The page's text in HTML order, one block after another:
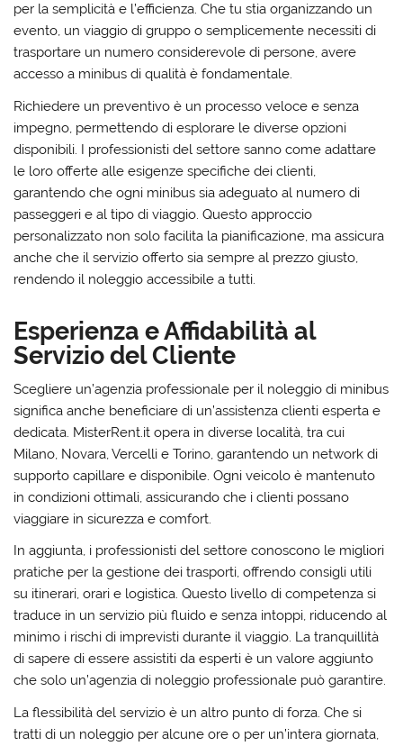
per la semplicità e l’efficienza. Che tu stia organizzando un
evento, un viaggio di gruppo o semplicemente necessiti di
trasportare un numero considerevole di persone, avere
accesso a minibus di qualità è fondamentale.
Richiedere un preventivo è un processo veloce e senza
impegno, permettendo di esplorare le diverse opzioni
disponibili. I professionisti del settore sanno come adattare
le loro offerte alle esigenze specifiche dei clienti,
garantendo che ogni minibus sia adeguato al numero di
passeggeri e al tipo di viaggio. Questo approccio
personalizzato non solo facilita la pianificazione, ma assicura
anche che il servizio offerto sia sempre al prezzo giusto,
rendendo il noleggio accessibile a tutti.
Esperienza e Affidabilità al
Servizio del Cliente
Scegliere un’agenzia professionale per il noleggio di minibus
significa anche beneficiare di un’assistenza clienti esperta e
dedicata. MisterRent.it opera in diverse località, tra cui
Milano, Novara, Vercelli e Torino, garantendo un network di
supporto capillare e disponibile. Ogni veicolo è mantenuto
in condizioni ottimali, assicurando che i clienti possano
viaggiare in sicurezza e comfort.
In aggiunta, i professionisti del settore conoscono le migliori
pratiche per la gestione dei trasporti, offrendo consigli utili
su itinerari, orari e logistica. Questo livello di competenza si
traduce in un servizio più fluido e senza intoppi, riducendo al
minimo i rischi di imprevisti durante il viaggio. La tranquillità
di sapere di essere assistiti da esperti è un valore aggiunto
che solo un’agenzia di noleggio professionale può garantire.
La flessibilità del servizio è un altro punto di forza. Che si
tratti di un noleggio per alcune ore o per un’intera giornata,